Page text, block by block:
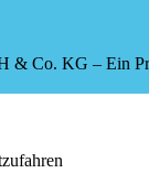
& Co. KG – Ein